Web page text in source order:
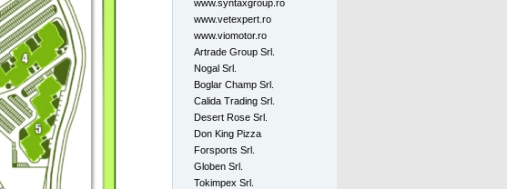
www.syntaxgroup.ro
www.vetexpert.ro
www.viomotor.ro
Artrade Group Srl.
Nogal Srl.
Boglar Champ Srl.
Calida Trading Srl.
Desert Rose Srl.
Don King Pizza
Forsports Srl.
Globen Srl.
Tokimpex Srl.